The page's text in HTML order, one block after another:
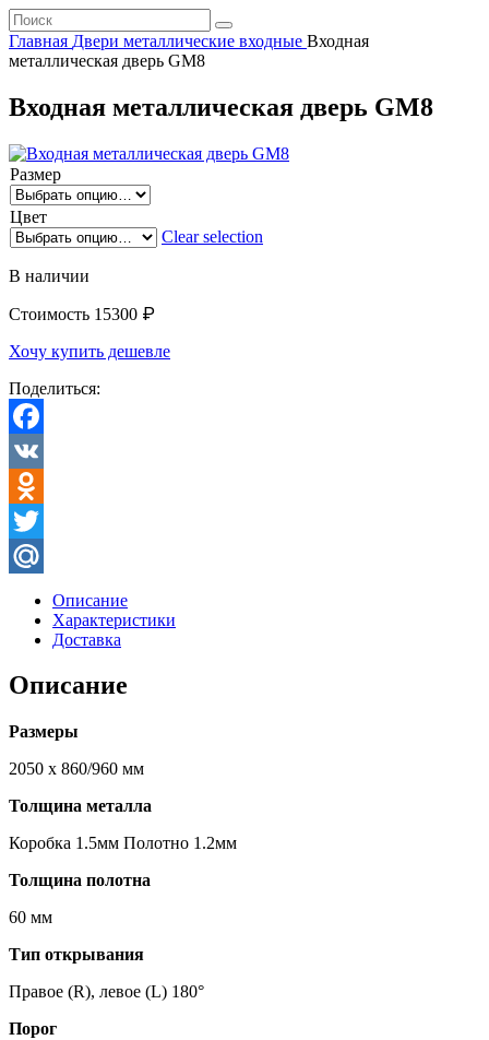
Главная Двери металлические входные Входная
металлическая дверь GM8
Входная металлическая дверь GM8
Размер
Цвет
Clear selection
В наличии
Стоимость 15300 ₽
Хочу купить дешевле
Поделиться:
Facebook
VK
Odnoklassniki
Twitter
Mail.Ru
Описание
Характеристики
Доставка
Описание
Размеры
2050 х 860/960 мм
Толщина металла
Коробка 1.5мм Полотно 1.2мм
Толщина полотна
60 мм
Тип открывания
Правое (R), левое (L) 180°
Порог